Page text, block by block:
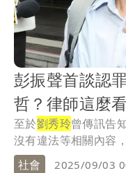
彭振聲首談認
哲？律師這麼看
至於劉秀玲曾傳訊告
沒有違法等相關內容
秀玲...
社會 2025/09/03